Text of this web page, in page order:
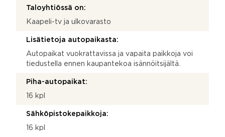
Taloyhtiössä on:
Kaapeli-tv ja ulkovarasto
Lisätietoja autopaikasta:
Autopaikat vuokrattavissa ja vapaita paikkoja voi
tiedustella ennen kaupantekoa isännöitsijältä.
Piha-autopaikat:
16 kpl
Sähköpistokepaikkoja:
16 kpl